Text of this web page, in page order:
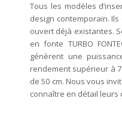
Tous les modèles
design contemporain.
ouvert déjà existantes.
en fonte TURBO
génèrent une
rendement supérieur à
de 50 cm. Nous vous
connaître en détail leurs